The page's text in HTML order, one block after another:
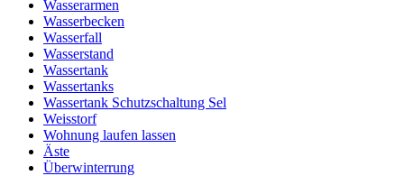
Wasserarmen
Wasserbecken
Wasserfall
Wasserstand
Wassertank
Wassertanks
Wassertank Schutzschaltung Sel
Weisstorf
Wohnung laufen lassen
Äste
Überwinterrung